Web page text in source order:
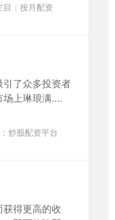
目： 按月配资
了众多投资者
上琳琅满....
炒股配资平台
得更高的收